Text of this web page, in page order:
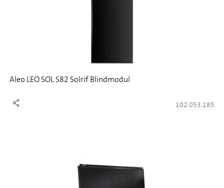
Aleo LEO SOL S82 Solrif Blindmodul
102.053.185